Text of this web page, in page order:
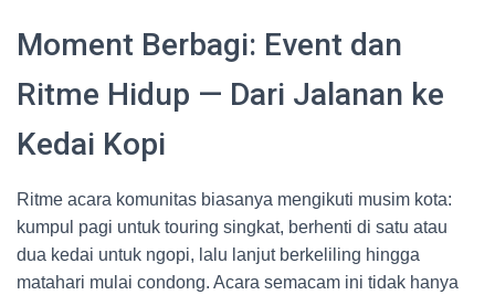
Moment Berbagi: Event dan
Ritme Hidup — Dari Jalanan ke
Kedai Kopi
Ritme acara komunitas biasanya mengikuti musim kota:
kumpul pagi untuk touring singkat, berhenti di satu atau
dua kedai untuk ngopi, lalu lanjut berkeliling hingga
matahari mulai condong. Acara semacam ini tidak hanya